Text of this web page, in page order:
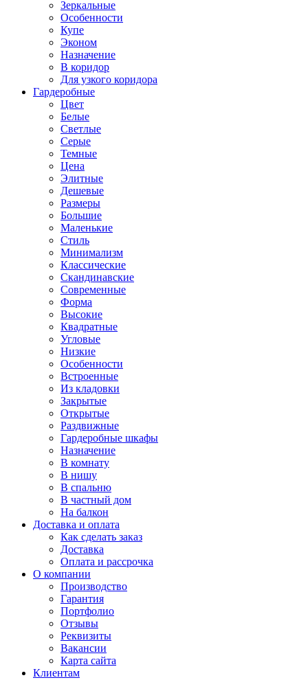
Зеркальные
Особенности
Купе
Эконом
Назначение
В коридор
Для узкого коридора
Гардеробные
Цвет
Белые
Светлые
Серые
Темные
Цена
Элитные
Дешевые
Размеры
Большие
Маленькие
Стиль
Минимализм
Классические
Скандинавские
Современные
Форма
Высокие
Квадратные
Угловые
Низкие
Особенности
Встроенные
Из кладовки
Закрытые
Открытые
Раздвижные
Гардеробные шкафы
Назначение
В комнату
В нишу
В спальню
В частный дом
На балкон
Доставка и оплата
Как сделать заказ
Доставка
Оплата и рассрочка
О компании
Производство
Гарантия
Портфолио
Отзывы
Реквизиты
Вакансии
Карта сайта
Клиентам